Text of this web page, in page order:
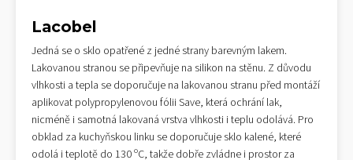
Lacobel
Jedná se o sklo opatřené z jedné strany barevným lakem.
Lakovanou stranou se připevňuje na silikon na stěnu. Z důvodu
vlhkosti a tepla se doporučuje na lakovanou stranu před montáží
aplikovat polypropylenovou fólii Save, která ochrání lak,
nicméně i samotná lakovaná vrstva vlhkosti i teplu odolává. Pro
obklad za kuchyňskou linku se doporučuje sklo kalené, které
odolá i teplotě do 130 ºC, takže dobře zvládne i prostor za